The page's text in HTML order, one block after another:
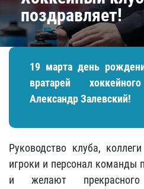
поздравляет!
19 марта день
вратарей
Александр Залевский!
Руководство клуба,
игроки и персонал команды
и желают